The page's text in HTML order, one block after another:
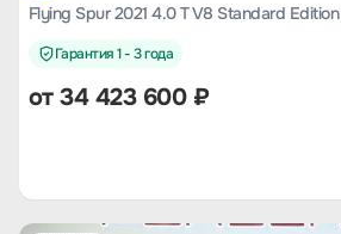
Flying Spur 2021 4.0 T V8 Standard Edition
Гарантия 1 - 3 года
от34 423 600₽